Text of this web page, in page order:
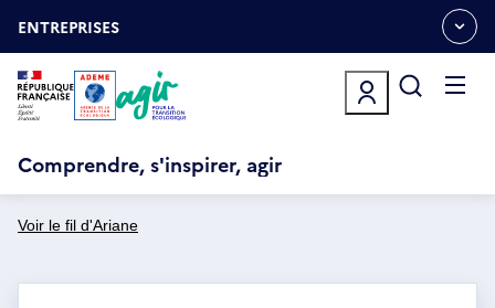
auOUVRIR
LE
MENU
ESPACE
ENTREPRISES
Comprendre, s'inspirer, agir
Voir le fil d'Ariane